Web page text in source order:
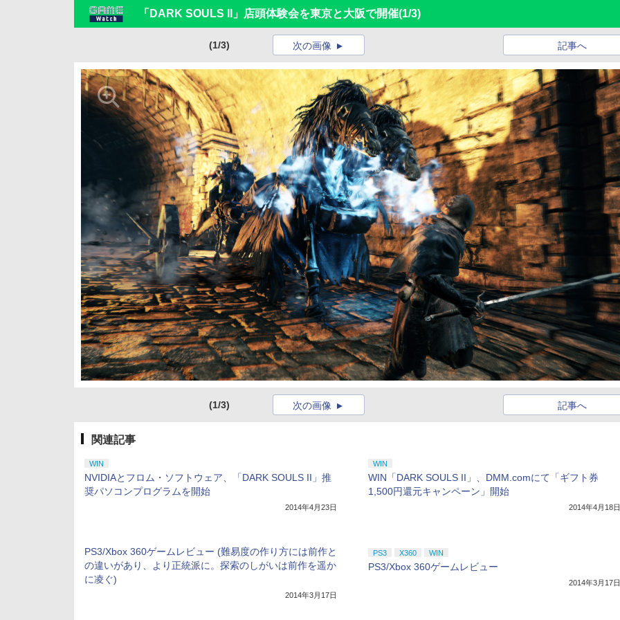
「DARK SOULS II」店頭体験会を東京と大阪で開催(1/3)
(1/3) 記事へ
次の画像
(1/3) 記事へ
次の画像
関連記事
WIN
NVIDIAとフロム・ソフトウェア、「DARK SOULS II」推
奨パソコンプログラムを開始
2014年4月23日
WIN
WIN「DARK SOULS II」、DMM.comにて「ギフト券
1,500円還元キャンペーン」開始
2014年4月18日
PS3/Xbox 360ゲームレビュー (難易度の作り方には前作と
の違いがあり、より正統派に。探索のしがいは前作を遥か
に凌ぐ)
2014年3月17日
PS3 X360 WIN
PS3/Xbox 360ゲームレビュー
2014年3月17日